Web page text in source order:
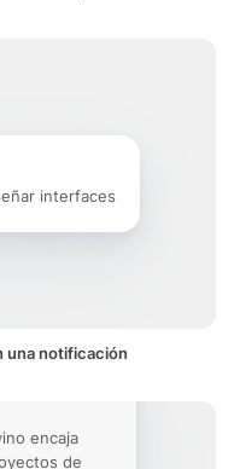
interfaces
una notificación
encaja
de